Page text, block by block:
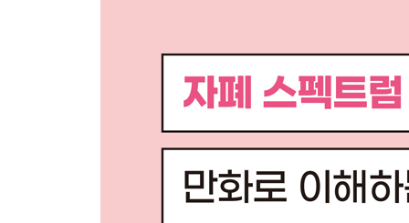
CASE 8_가구 위에서 뛰어내리는 위험한 행동을
해설 부모님이 ‘안전한 것’과 ‘위험한 것’을 구별해
CASE 9_옷입기, 식사 같은 일상적인 행동을 스스
COLUMN 4 ‘시각 정보’에 의존하면 자립할 수 없다
CASE 10_사소한 일로 갑자기 짜증을 내요